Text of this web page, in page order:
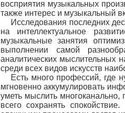
восприятия музыкальных
также интерес и музыкальный
Исследования последних
на интеллектуальное
музыкальные занятия
выполнении самой
аналитических мыслительных
среди всех видов искусств
Есть много профессий, где
мгновенно аккумулировать
уметь мыслить
всего сохранять